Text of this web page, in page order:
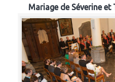
Mariage de Séverine